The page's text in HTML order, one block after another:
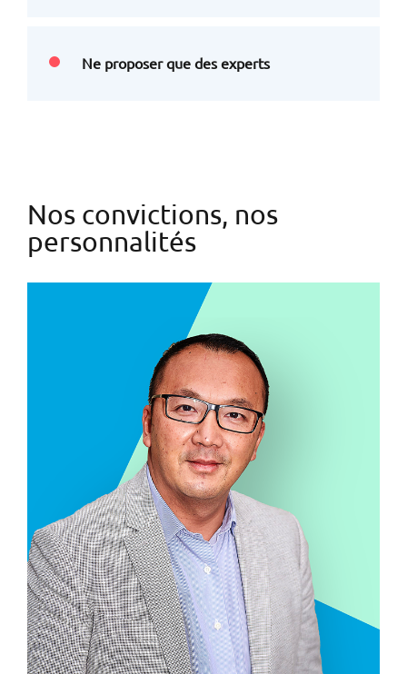
Ne proposer que des experts
Nos convictions, nos
personnalités